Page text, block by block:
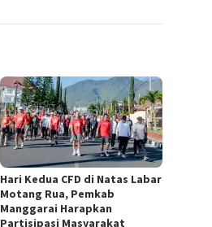
Hari Kedua CFD di Natas Labar
Motang Rua, Pemkab
Manggarai Harapkan
Partisipasi Masyarakat